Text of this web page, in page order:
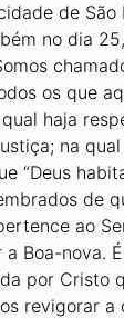
de São
no dia
os que
haja
na
“Deus
de
ao
Boa-nova.
por Cristo
revigorar a